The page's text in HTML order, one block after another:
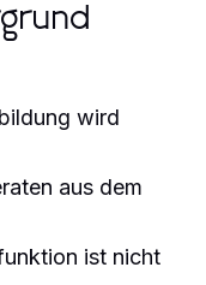
wird
aus dem
ist nicht